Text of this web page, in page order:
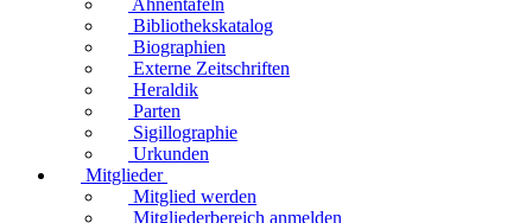
Ahnentafeln
Bibliothekskatalog
Biographien
Externe Zeitschriften
Heraldik
Parten
Sigillographie
Urkunden
Mitglieder
Mitglied werden
Mitgliederbereich anmelden